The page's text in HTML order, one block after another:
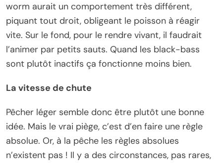
worm aurait un comportement très différent,
piquant tout droit, obligeant le poisson à réagir
vite. Sur le fond, pour le rendre vivant, il faudrait
l’animer par petits sauts. Quand les black-bass
sont plutôt inactifs ça fonctionne moins bien.
La vitesse de chute
Pêcher léger semble donc être plutôt une bonne
idée. Mais le vrai piège, c’est d’en faire une règle
absolue. Or, à la pêche les règles absolues
n’existent pas ! Il y a des circonstances, pas rares,